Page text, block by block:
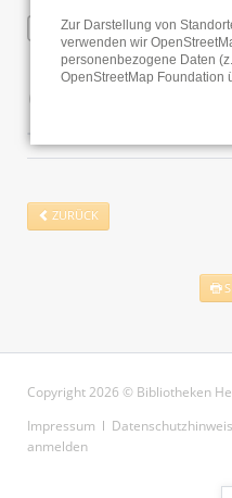
WLAN
Öffnungszeiten
ZURÜCK
Copyright 2026 © Bibliotheken
Navigation
überspringen
Impressum
anmelden
Zur Darstellung von
verwenden wir
personenbezogene Daten
OpenStreetMap Foundation